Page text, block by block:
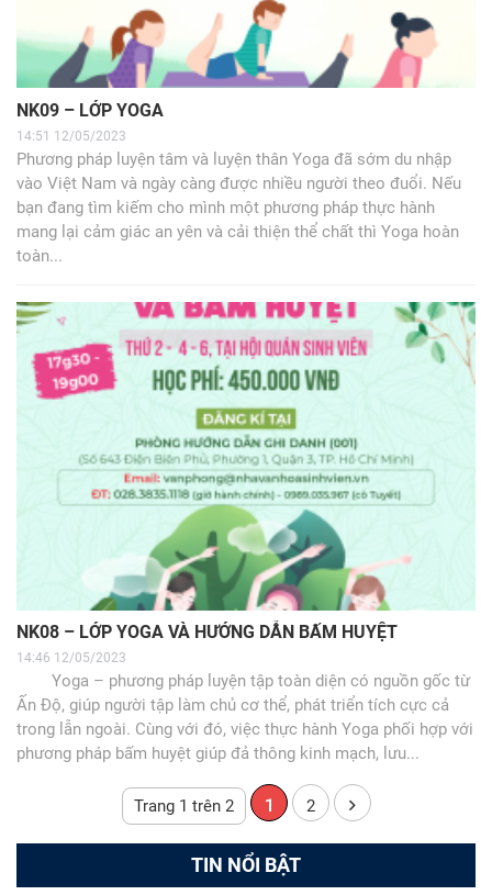
NK09 – LỚP YOGA
14:51 12/05/2023
Phương pháp luyện tâm và luyện thân Yoga đã sớm du nhập
vào Việt Nam và ngày càng được nhiều người theo đuổi. Nếu
bạn đang tìm kiếm cho mình một phương pháp thực hành
mang lại cảm giác an yên và cải thiện thể chất thì Yoga hoàn
toàn...
NK08 – LỚP YOGA VÀ HƯỚNG DẪN BẤM HUYỆT
14:46 12/05/2023
Yoga – phương pháp luyện tập toàn diện có nguồn gốc từ
Ấn Độ, giúp người tập làm chủ cơ thể, phát triển tích cực cả
trong lẫn ngoài. Cùng với đó, việc thực hành Yoga phối hợp với
phương pháp bấm huyệt giúp đả thông kinh mạch, lưu...
Trang 1 trên 2 1 2
TIN NỔI BẬT